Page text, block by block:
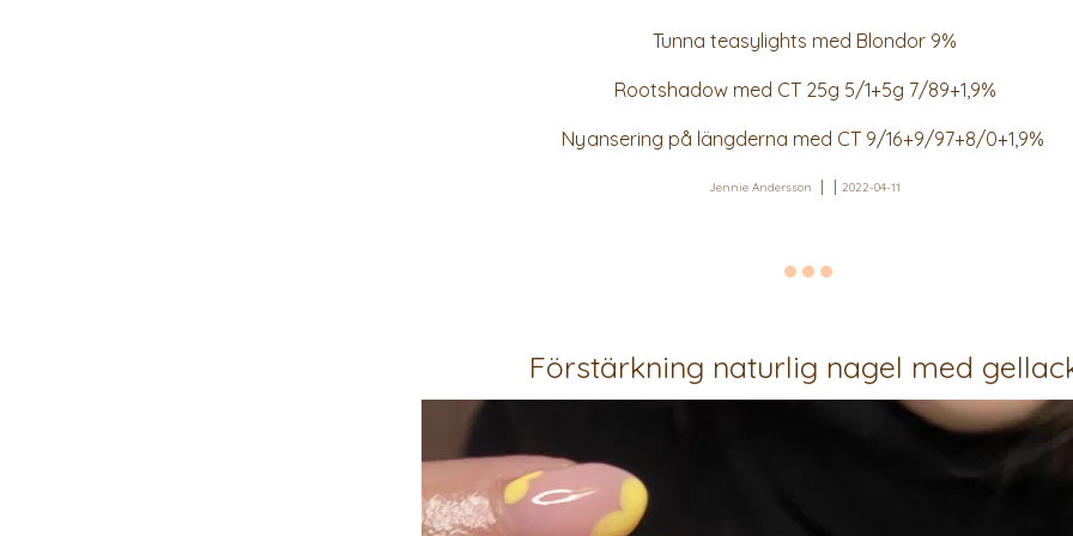
Tunna teasylights med Blondor 9%
Rootshadow med CT 25g 5/1+5g 7/89+1,9%
Nyansering på längderna med CT 9/16+9/97+8/0+1,9%
Jennie Andersson 2022-04-11
Förstärkning naturlig nagel med